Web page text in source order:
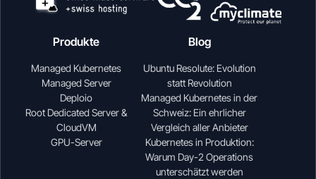
Produkte
Managed Kubernetes
Managed Server
Deploio
Root Dedicated Server &
CloudVM
GPU-Server
Blog
Ubuntu Resolute: Evolution
statt Revolution
Managed Kubernetes in der
Schweiz: Ein ehrlicher
Vergleich aller Anbieter
Kubernetes in Produktion:
Warum Day-2 Operations
unterschätzt werden